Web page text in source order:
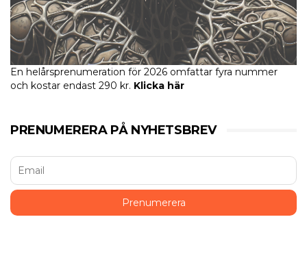
En helårsprenumeration för 2026 omfattar fyra nummer
och kostar endast 290 kr. Klicka här
PRENUMERERA PÅ NYHETSBREV